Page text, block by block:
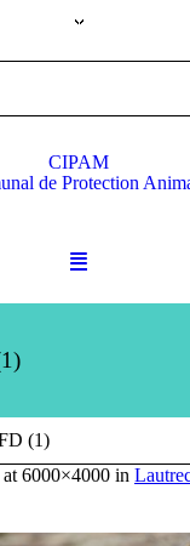
CIPAM
de Protection
(1)
at 6000×4000 in